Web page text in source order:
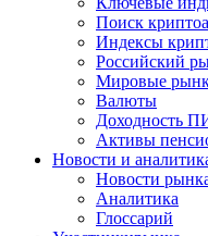
Поиск
Индексы
Российский
Мировые
Валюты
Доходность
Активы
Новости и
Новости
Аналитика
Глоссарий